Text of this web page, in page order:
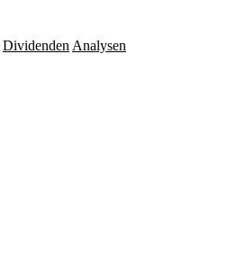
Dividenden Analysen